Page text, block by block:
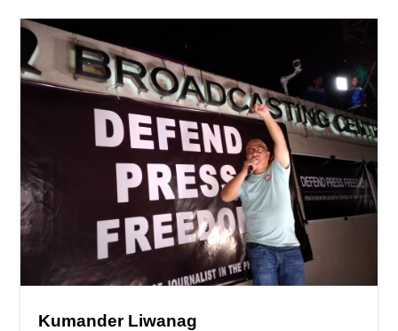
Kumander Liwanag